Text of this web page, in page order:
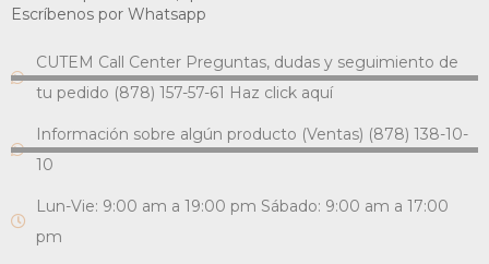
Escríbenos por Whatsapp
CUTEM Call Center Preguntas, dudas y seguimiento de
tu pedido (878) 157-57-61 Haz click aquí
Información sobre algún producto (Ventas) (878) 138-10-
10
Lun-Vie: 9:00 am a 19:00 pm Sábado: 9:00 am a 17:00
pm